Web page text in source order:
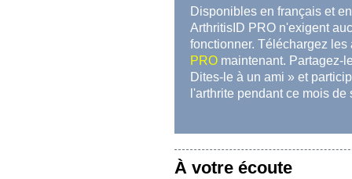
Disponibles en français et
ArthritisID PRO n'exigent
fonctionner. Téléchargez
PRO maintenant. Partagez-
Dites-le à un ami » et
l'arthrite pendant ce mois
À votre écoute